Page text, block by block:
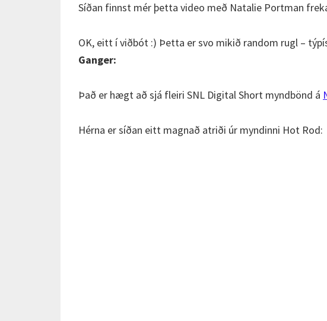
Síðan finnst mér þetta video með Natalie Portman
OK, eitt í viðbót :) Þetta er svo mikið random rugl –
Ganger:
Það er hægt að sjá fleiri SNL Digital Short myndbönd á
Hérna er síðan eitt magnað atriði úr myndinni Hot Rod: